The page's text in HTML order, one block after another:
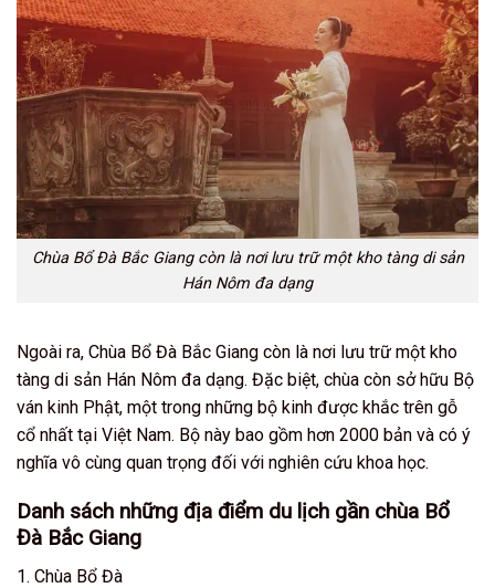
Chùa Bổ Đà Bắc Giang còn là nơi lưu trữ một kho tàng di sản
Hán Nôm đa dạng
Ngoài ra, Chùa Bổ Đà Bắc Giang còn là nơi lưu trữ một kho
tàng di sản Hán Nôm đa dạng. Đặc biệt, chùa còn sở hữu Bộ
ván kinh Phật, một trong những bộ kinh được khắc trên gỗ
cổ nhất tại Việt Nam. Bộ này bao gồm hơn 2000 bản và có ý
nghĩa vô cùng quan trọng đối với nghiên cứu khoa học.
Danh sách những địa điểm du lịch gần chùa Bổ
Đà Bắc Giang
1. Chùa Bổ Đà